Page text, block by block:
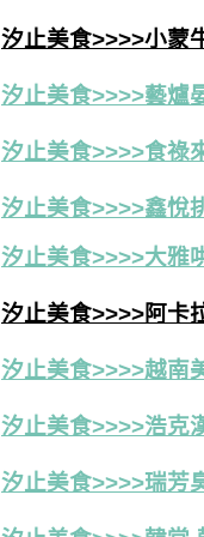
汐止美食>>>>小蒙
汐止美食>>>>藝爐
汐止美食>>>>食祿
汐止美食>>>>鑫悅
汐止美食>>>>大雅
汐止美食>>>>阿卡
汐止美食>>>>越南
汐止美食>>>>浩克
汐止美食>>>>瑞芳